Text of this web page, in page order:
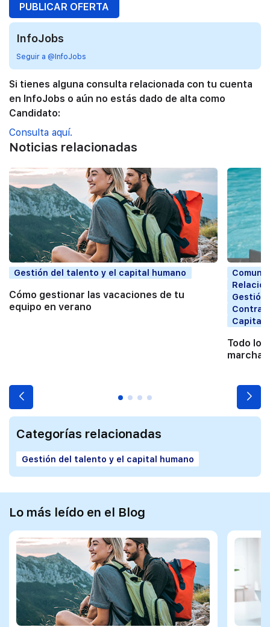
PUBLICAR OFERTA
InfoJobs
Seguir a @InfoJobs
Si tienes alguna consulta relacionada con tu cuenta
en InfoJobs o aún no estás dado de alta como
Candidato:
Consulta aquí.
Noticias relacionadas
Gestión del talento y el capital humano
Cómo gestionar las vacaciones de tu
equipo en verano
Gestión
Capital
Todo lo
Categorías relacionadas
Gestión del talento y el capital humano
Lo más leído en el Blog